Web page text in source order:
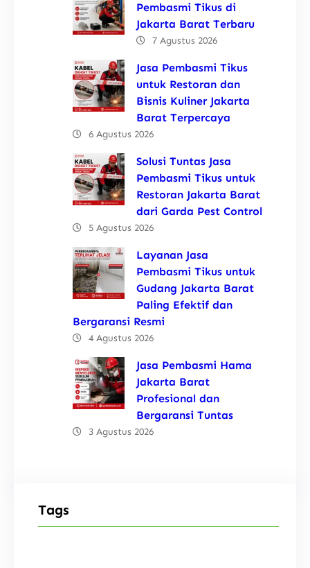
Pembasmi Tikus di
Jakarta Barat Terbaru
7 Agustus 2026
Jasa Pembasmi Tikus
untuk Restoran dan
Bisnis Kuliner Jakarta
Barat Terpercaya
6 Agustus 2026
Solusi Tuntas Jasa
Pembasmi Tikus untuk
Restoran Jakarta Barat
dari Garda Pest Control
5 Agustus 2026
Layanan Jasa
Pembasmi Tikus untuk
Gudang Jakarta Barat
Paling Efektif dan
Bergaransi Resmi
4 Agustus 2026
Jasa Pembasmi Hama
Jakarta Barat
Profesional dan
Bergaransi Tuntas
3 Agustus 2026
Tags